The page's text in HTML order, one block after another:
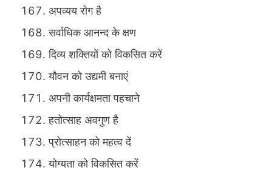
अपव्यय रोग है
सर्वाधिक आनन्द के क्षण
दिव्य शक्तियों को विकसित करें
यौवन को उद्यमी बनाएं
अपनी कार्यक्षमता पहचाने
हतोत्साह अवगुण है
प्रोत्साहन को महत्व दें
योग्यता को विकसित करें